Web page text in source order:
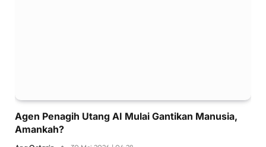
Agen Penagih Utang AI Mulai Gantikan Manusia,
Amankah?